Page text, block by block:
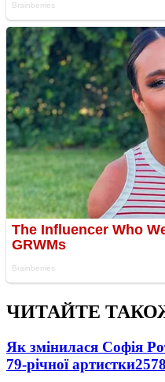
ЧИТАЙТЕ
Як змінилася Софія
79-річної артистки